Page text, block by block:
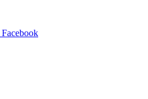
Facebook